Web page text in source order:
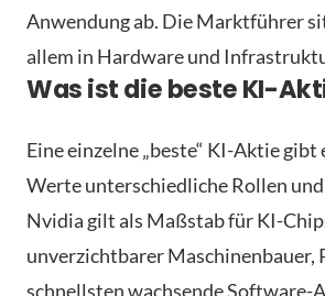
Anwendung ab. Die Marktführer
allem in Hardware und
Was ist die beste KI-
Eine einzelne „beste“ KI-Aktie
Werte unterschiedliche Rollen und
Nvidia gilt als Maßstab für KI-
unverzichtbarer Maschinenbauer,
schnellsten wachsende Software-